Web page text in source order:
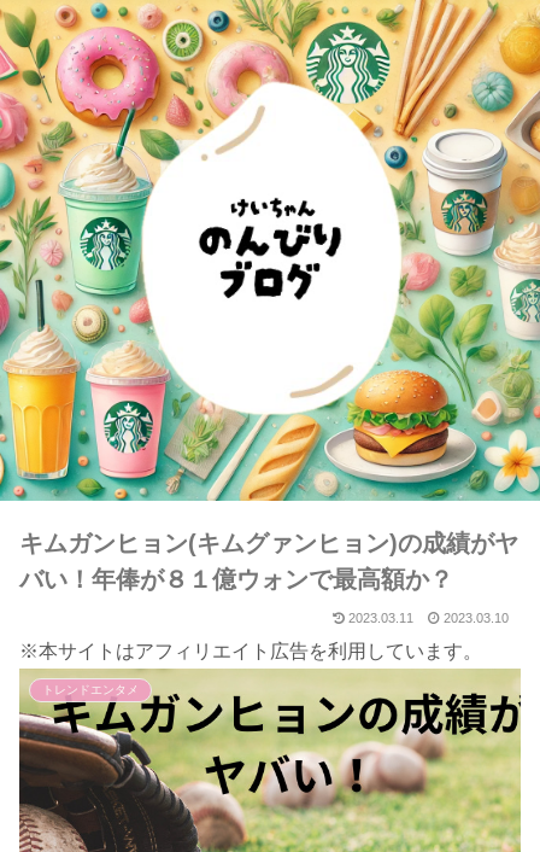
キムガンヒョン(キムグァンヒョン)の成績がヤ
バい！年俸が８１億ウォンで最高額か？
2023.03.11 2023.03.10
※本サイトはアフィリエイト広告を利用しています。
トレンドエンタメ